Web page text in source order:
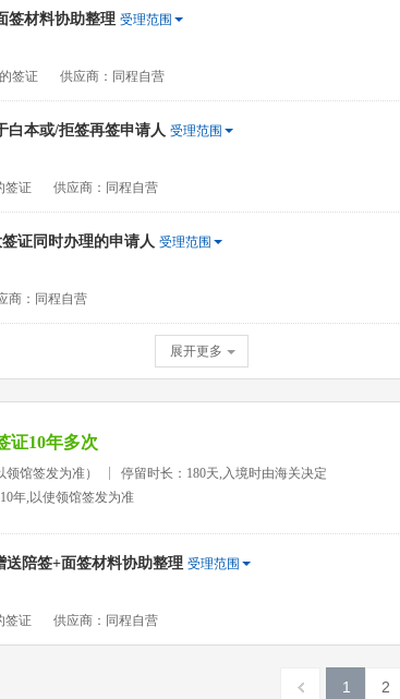
签材料协助整理 受理范围
签证 供应商：同程自营
白本或/拒签再签申请人 受理范围
签证 供应商：同程自营
证同时办理的申请人 受理范围
商：同程自营
展开更多
证10年多次
馆签发为准）
停留时长：180天,入境时由海关决定
年,以使领馆签发为准
送陪签+面签材料协助整理 受理范围
签证 供应商：同程自营
1 2